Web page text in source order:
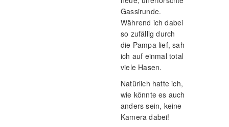
Gassirunde.
Während ich dabei
so zufällig durch
die Pampa lief, sah
ich auf einmal total
viele Hasen.
Natürlich hatte ich,
wie könnte es auch
anders sein, keine
Kamera dabei!